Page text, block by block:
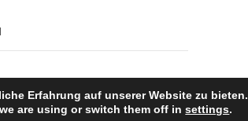
Erfahrung auf unserer Website zu bieten.
are using or switch them off insettings.